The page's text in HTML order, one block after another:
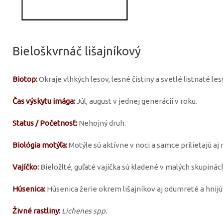
Bieloškvrnáč lišajníkový
Biotop:Okraje vlhkých lesov, lesné čistiny a svetlé listnaté
Čas výskytu imága:Júl, august v jednej generácii v roku.
Status / Početnosť: Nehojný druh.
Biológia motýľa:Motýle sú aktívne v noci a samce prilietajú aj
Vajíčko: Bieložlté, guľaté vajíčka sú kladené v malých
Húsenica: Húsenica žerie okrem lišajníkov aj odumreté a
Živné rastliny: Lichenes spp.